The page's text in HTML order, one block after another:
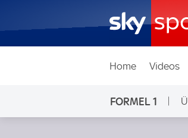
Home Videos
FORMEL 1